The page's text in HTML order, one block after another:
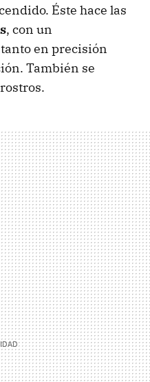
Éste hace las
, con un
en precisión
También se